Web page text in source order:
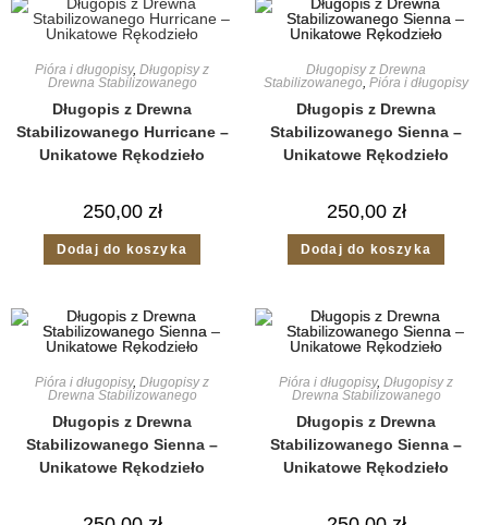
Pióra i długopisy, Długopisy z
Drewna Stabilizowanego
Długopis z Drewna
Stabilizowanego Hurricane –
Unikatowe Rękodzieło
250,00 zł
Dodaj do koszyka
Długopisy z Drewna
Stabilizowanego, Pióra i długopisy
Długopis z Drewna
Stabilizowanego Sienna –
Unikatowe Rękodzieło
250,00 zł
Dodaj do koszyka
Pióra i długopisy, Długopisy z
Drewna Stabilizowanego
Długopis z Drewna
Stabilizowanego Sienna –
Unikatowe Rękodzieło
Pióra i długopisy, Długopisy z
Drewna Stabilizowanego
Długopis z Drewna
Stabilizowanego Sienna –
Unikatowe Rękodzieło